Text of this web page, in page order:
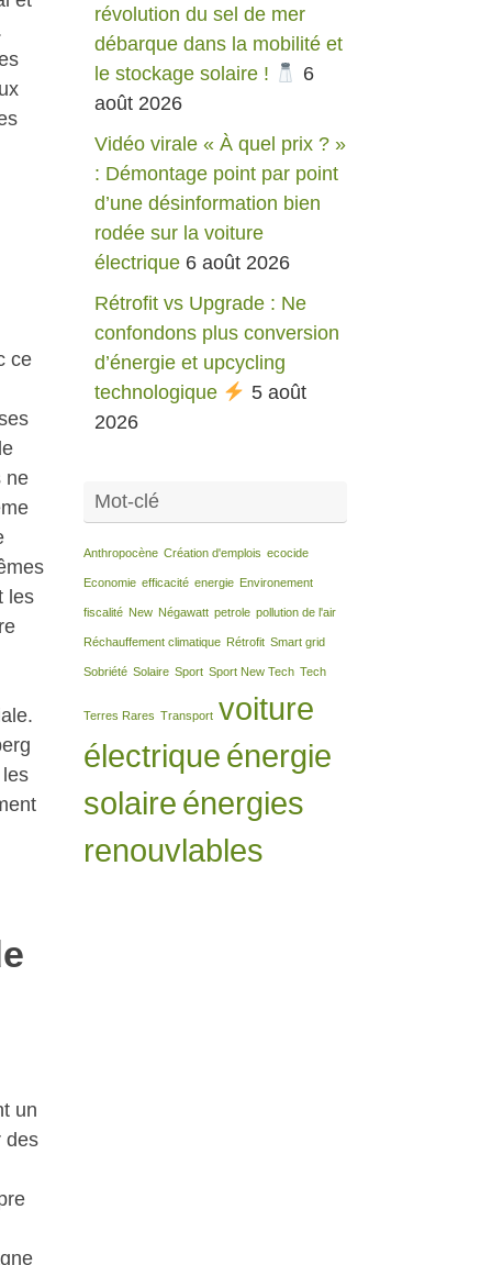
ce
ne
les
un
des
révolution du sel de mer
débarque dans la mobilité et
le stockage solaire !
6
août 2026
Vidéo virale « À quel prix ? »
: Démontage point par point
d’une désinformation bien
rodée sur la voiture
électrique 6 août 2026
Rétrofit vs Upgrade : Ne
confondons plus conversion
d’énergie et upcycling
technologique
5 août
2026
Mot-clé
Anthropocène Création d'emplois ecocide
Economie efficacité energie Environement
fiscalité New Négawatt petrole pollution de l'air
Réchauffement climatique Rétrofit Smart grid
Sobriété Solaire Sport Sport New Tech Tech
Terres Rares Transport voiture
électrique énergie
solaire énergies
renouvlables